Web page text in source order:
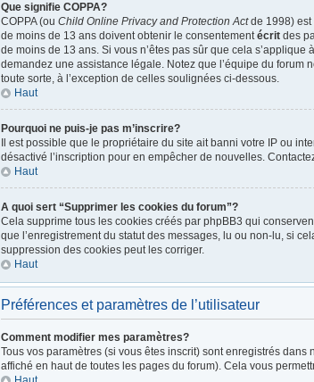
Que signifie COPPA?
COPPA (ou Child Online Privacy and Protection Actde 1998) est
de moins de 13 ans doivent obtenir le consentementécrit des
de moins de 13 ans. Si vous n’êtes pas sûr que cela
demandez une assistance légale. Notez que l’équipe du
toute sorte, à l’exception de celles soulignées ci-dessous.
Haut
Pourquoi ne puis-je pas m’inscrire?
Il est possible que le propriétaire du site ait banni votre IP ou
désactivé l’inscription pour en empêcher de nouvelles.
Haut
A quoi sert “Supprimer les cookies du forum”?
Cela supprime tous les cookies créés par phpBB3 qui
que l’enregistrement du statut des messages, lu ou non-lu, si
suppression des cookies peut les corriger.
Haut
Préférences et paramètres de l’utilisateur
Comment modifier mes paramètres?
Tous vos paramètres (si vous êtes inscrit) sont enregistrés
affiché en haut de toutes les pages du forum). Cela vous